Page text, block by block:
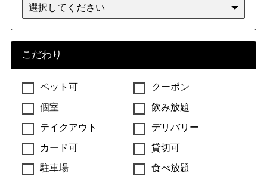
こだわり
ペット可
クーポン
個室
飲み放題
テイクアウト
デリバリー
カード可
貸切可
駐車場
食べ放題